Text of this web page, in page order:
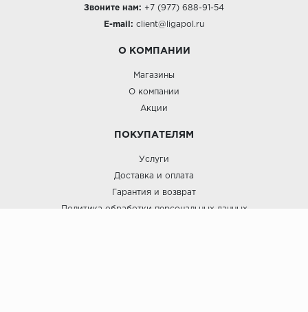
Звоните нам: +7 (977) 688-91-54
E-mail: client@ligapol.ru
О КОМПАНИИ
Магазины
О компании
Акции
ПОКУПАТЕЛЯМ
Услуги
Доставка и оплата
Гарантия и возврат
Политика обработки персональных данных